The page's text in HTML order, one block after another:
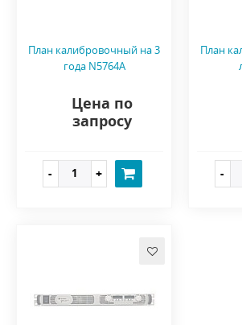
План калибровочный на 3
года N5764A
Цена по
запросу
План